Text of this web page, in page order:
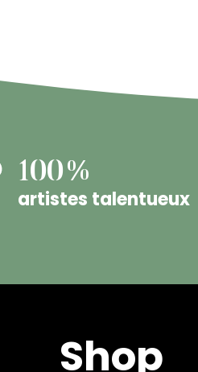
100%
artistes talentueux
Shop